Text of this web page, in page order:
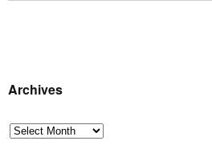
Archives
Archives